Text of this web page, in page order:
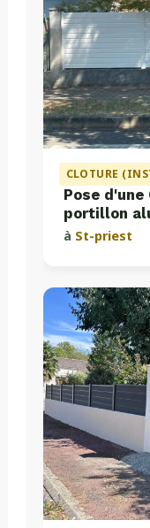
CLOTURE
Pose d'une
portillon
Colmont
à St-priest